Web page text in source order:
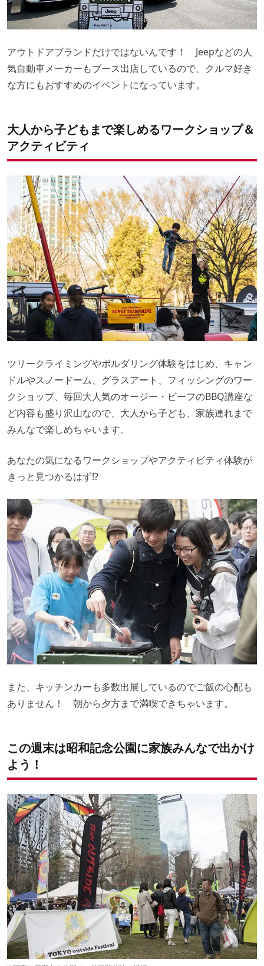
アウトドアブランドだけではないんです！ Jeepなどの人
気自動車メーカーもブース出店しているので、クルマ好き
な方にもおすすめのイベントになっています。
大人から子どもまで楽しめるワークショップ＆
アクティビティ
ツリークライミングやボルダリング体験をはじめ、キャン
ドルやスノードーム、グラスアート、フィッシングのワー
クショップ、毎回大人気のオージー・ビーフのBBQ講座な
ど内容も盛り沢山なので、大人から子ども、家族連れまで
みんなで楽しめちゃいます。
あなたの気になるワークショップやアクティビティ体験が
きっと見つかるはず!?
また、キッチンカーも多数出展しているのでご飯の心配も
ありません！ 朝から夕方まで満喫できちゃいます。
この週末は昭和記念公園に家族みんなで出かけ
よう！